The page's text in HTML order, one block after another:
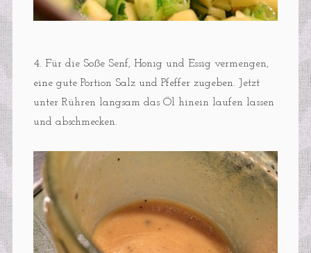
4. Für die Soße Senf, Honig und Essig vermengen,
eine gute Portion Salz und Pfeffer zugeben. Jetzt
unter Rühren langsam das Öl hinein laufen lassen
und abschmecken.